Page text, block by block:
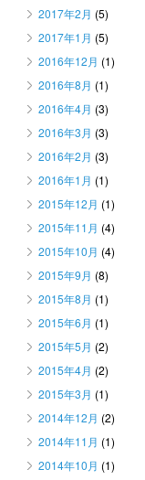
2017年2月 (5)
2017年1月 (5)
2016年12月 (1)
2016年8月 (1)
2016年4月 (3)
2016年3月 (3)
2016年2月 (3)
2016年1月 (1)
2015年12月 (1)
2015年11月 (4)
2015年10月 (4)
2015年9月 (8)
2015年8月 (1)
2015年6月 (1)
2015年5月 (2)
2015年4月 (2)
2015年3月 (1)
2014年12月 (2)
2014年11月 (1)
2014年10月 (1)